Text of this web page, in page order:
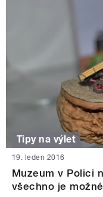
Tipy na výlet
19. leden 2016
Muzeum v Polici
všechno je